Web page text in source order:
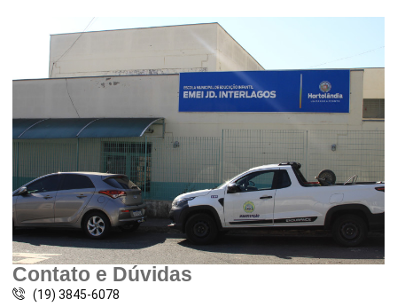
Contato e Dúvidas
(19) 3845-6078